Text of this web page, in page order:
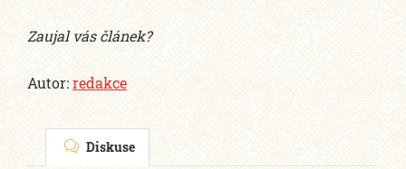
Zaujal vás článek?
Autor:redakce
Diskuse